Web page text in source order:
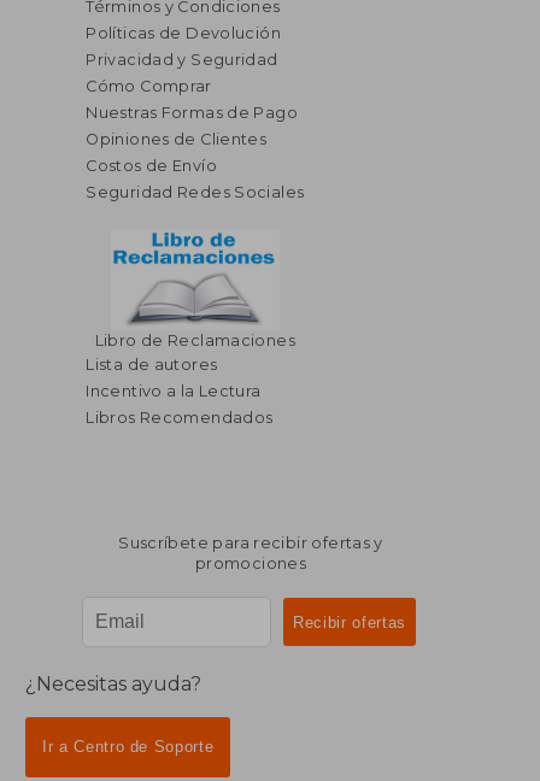
Términos y Condiciones
Políticas de Devolución
Privacidad y Seguridad
Cómo Comprar
Nuestras Formas de Pago
Opiniones de Clientes
Costos de Envío
Seguridad Redes Sociales
Libro de Reclamaciones
Lista de autores
Incentivo a la Lectura
Libros Recomendados
Suscríbete para recibir ofertas y
promociones
¿Necesitas ayuda?
Ir a Centro de Soporte